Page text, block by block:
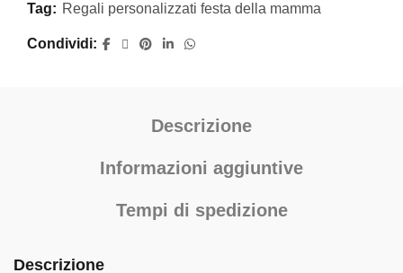
Tag: Regali personalizzati festa della mamma
Condividi
Descrizione
Informazioni aggiuntive
Tempi di spedizione
Descrizione